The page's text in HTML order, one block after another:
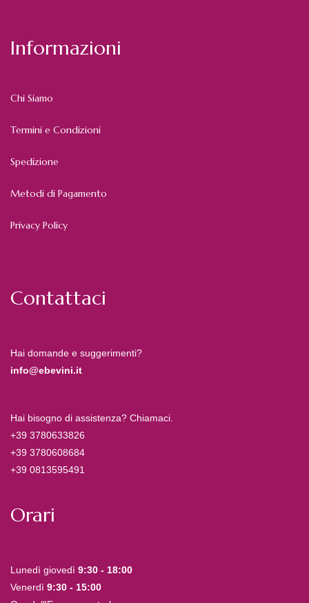
Informazioni
Chi Siamo
Termini e Condizioni
Spedizione
Metodi di Pagamento
Privacy Policy
Contattaci
Hai domande e suggerimenti?
info@ebevini.it
Hai bisogno di assistenza? Chiamaci.
+39 3780633826
+39 3780608684
+39 0813595491
Orari
Lunedì giovedì 9:30 - 18:00
Venerdì 9:30 - 15:00